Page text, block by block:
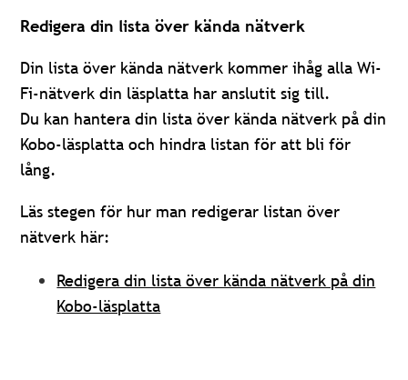
Redigera din lista över kända nätverk
Din lista över kända nätverk kommer ihåg alla Wi-
Fi-nätverk din läsplatta har anslutit sig till.
Du kan hantera din lista över kända nätverk på din
Kobo-läsplatta och hindra listan för att bli för
lång.
Läs stegen för hur man redigerar listan över
nätverk här:
Redigera din lista över kända nätverk på din
Kobo-läsplatta